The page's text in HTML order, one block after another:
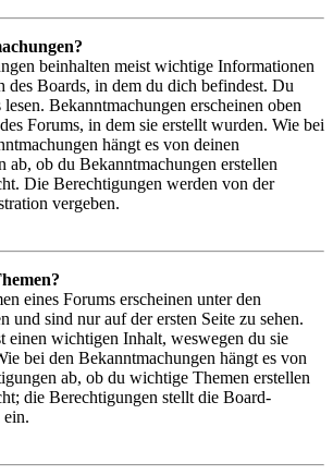
beinhalten meist wichtige Informationen
des Boards, in dem du dich befindest. Du
lesen. Bekanntmachungen erscheinen oben
Forums, in dem sie erstellt wurden. Wie bei
hängt es von deinen
ab, ob du Bekanntmachungen erstellen
Die Berechtigungen werden von der
vergeben.
eines Forums erscheinen unter den
und sind nur auf der ersten Seite zu sehen.
einen wichtigen Inhalt, weswegen du sie
bei den Bekanntmachungen hängt es von
ab, ob du wichtige Themen erstellen
die Berechtigungen stellt die Board-